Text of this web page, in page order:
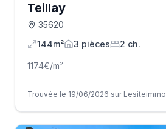
Teillay
35620
144m²
3 pièces 2 ch.
1174€/m²
Trouvée le 19/06/2026 sur Lesiteimmo